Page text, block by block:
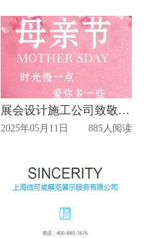
展会设计施工公司致敬天下母亲
2025年05月11日 885人阅读